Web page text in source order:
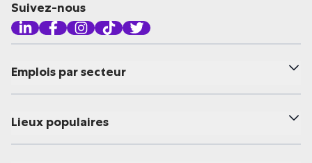
Suivez-nous
Emplois par secteur
Lieux populaires